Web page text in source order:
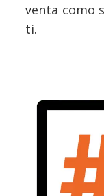
venta como
ti.